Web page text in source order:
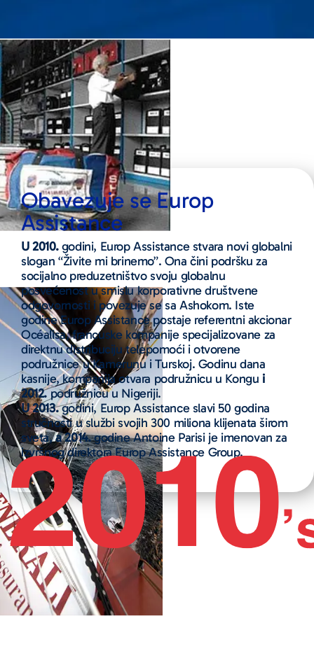
Obavezuje se Europ
Assistance
U 2010.godini, Europ Assistance stvara novi globalni
slogan “Živite mi brinemo”. Ona čini podršku za
socijalno preduzetništvo svoju globalnu
posvećenost u smislu korporativne društvene
odgovornosti i povezuje se sa Ashokom. Iste
godine Europ Assistance postaje referentni akcionar
Océalisa, francuske kompanije specijalizovane za
direktnu distribuciju telepomoći i otvorene
podružnice u Kamerunu i Turskoj. Godinu dana
kasnije, kompanija otvara podružnicu u Kongu i
2012.podružnicu u Nigeriji.
U 2013.godini, Europ Assistance slavi 50 godina
stručnosti u službi svojih 300 miliona klijenata širom
sveta,a 2014.godine Antoine Parisi je imenovan za
izvršnog direktora Europ Assistance Group.